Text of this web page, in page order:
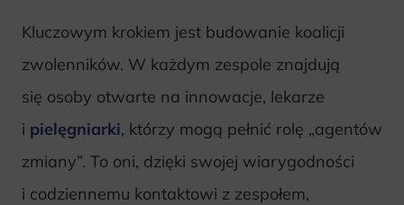
Kluczowym krokiem jest budowanie koalicji
zwolenników. W każdym zespole znajdują
się osoby otwarte na innowacje, lekarze
i pielęgniarki, którzy mogą pełnić rolę „agentów
zmiany”. To oni, dzięki swojej wiarygodności
i codziennemu kontaktowi z zespołem,